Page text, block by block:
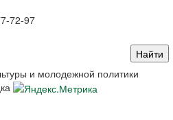
72-97
и молодежной политики